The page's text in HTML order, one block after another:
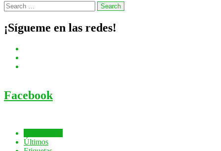
¡Sígueme en las redes!
Facebook
Últimos